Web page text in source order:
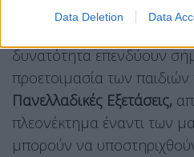
Data Deletion Data
πρόσβασης στην
δυνατότητα επενδύουν
προετοιμασία των παιδιών
Πανελλαδικές Εξετάσεις,
πλεονέκτημα έναντι των
μπορούν να